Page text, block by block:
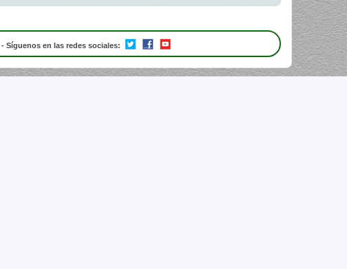
- Síguenos en las redes sociales: